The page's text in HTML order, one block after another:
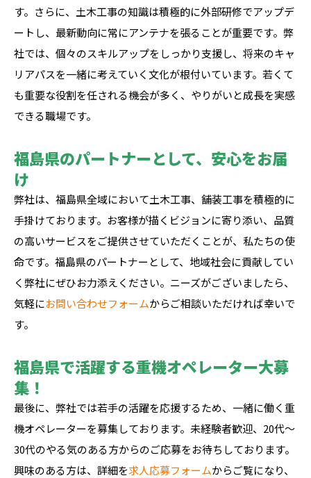
す。さらに、土木工事の知識は積極的に外部研修でアップデ
ートし、最新動向に常にアンテナを張ることが重要です。弊
社では、個々のスキルアップをしっかり支援し、将来のキャ
リアパスを一緒に考えていく文化が根付いています。若くて
も重要な役割を任される機会が多く、やりがいと成長を実感
できる職場です。
福島県のパートナーとして、安心をお届
け
弊社は、福島県全域において土木工事、舗装工事を積極的に
手掛けております。お客様が描くビジョンに寄り添い、品質
の高いサービスをご提供させていただくことが、私たちの使
命です。福島県のパートナーとして、地域社会に貢献してい
く弊社にぜひお力添えください。ニーズがございましたら、
気軽にお問い合わせフォームからご相談いただければ幸いで
す。
福島県で活躍する重機オペレーター大募
集！
最後に、弊社では若手の活躍を応援するため、一緒に働く重
機オペレーターを募集しております。未経験者歓迎、20代〜
30代のやる気のある方からのご応募をお待ちしております。
興味のある方は、詳細を求人応募フォームからご覧になり、